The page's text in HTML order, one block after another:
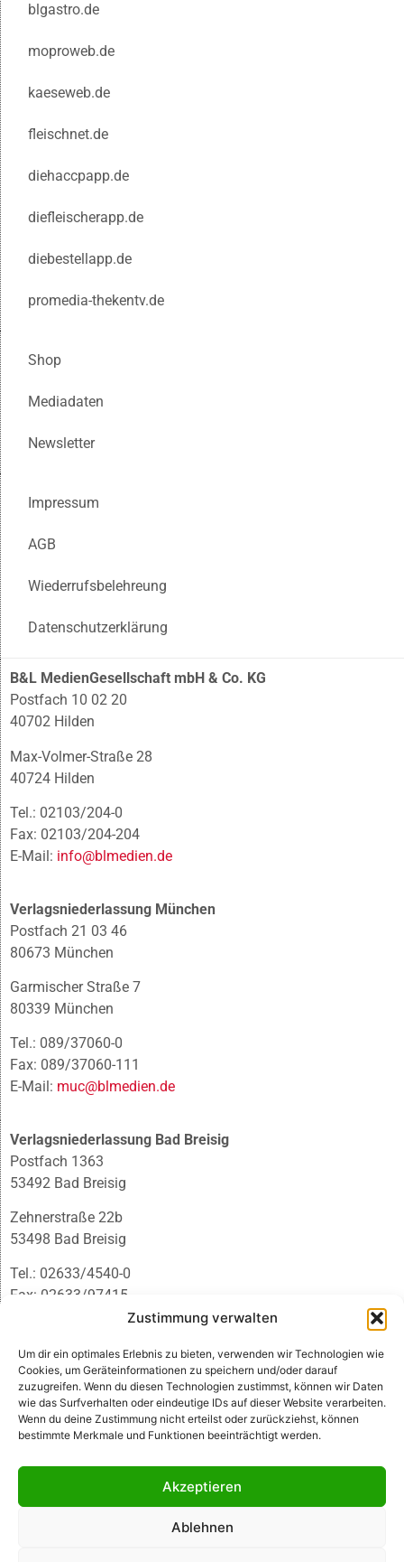
Zustimmung verwalten
Um dir ein optimales Erlebnis zu bieten, verwenden wir Technologien wie
Cookies, um Geräteinformationen zu speichern und/oder darauf
zuzugreifen. Wenn du diesen Technologien zustimmst, können wir Daten
wie das Surfverhalten oder eindeutige IDs auf dieser Website verarbeiten.
Wenn du deine Zustimmung nicht erteilst oder zurückziehst, können
bestimmte Merkmale und Funktionen beeinträchtigt werden.
Akzeptieren
Ablehnen
blgastro.de
moproweb.de
kaeseweb.de
fleischnet.de
diehaccpapp.de
diefleischerapp.de
diebestellapp.de
promedia-thekentv.de
Shop
Mediadaten
Newsletter
Impressum
AGB
Wiederrufsbelehreung
Datenschutzerklärung
B&L MedienGesellschaft mbH & Co. KG
Postfach 10 02 20
40702 Hilden
Max-Volmer-Straße 28
40724 Hilden
Tel.: 02103/204-0
Fax: 02103/204-204
E-Mail: info@blmedien.de
Verlagsniederlassung München
Postfach 21 03 46
80673 München
Garmischer Straße 7
80339 München
Tel.: 089/37060-0
Fax: 089/37060-111
E-Mail: muc@blmedien.de
Verlagsniederlassung Bad Breisig
Postfach 1363
53492 Bad Breisig
Zehnerstraße 22b
53498 Bad Breisig
Tel.: 02633/4540-0
Fax: 02633/97415
infobb@blmedien.de